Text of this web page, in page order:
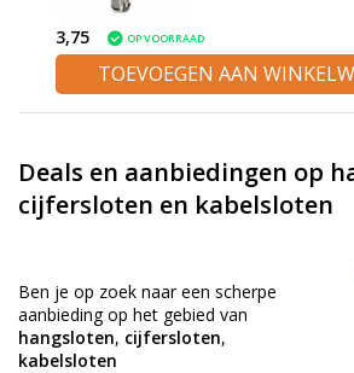
3,75 OP VOORRAAD
TOEVOEGEN AAN
Deals en aanbiedingen op
cijfersloten en kabelsloten
Ben je op zoek naar een scherpe
aanbieding op het gebied van
hangsloten, cijfersloten,
kabelsloten